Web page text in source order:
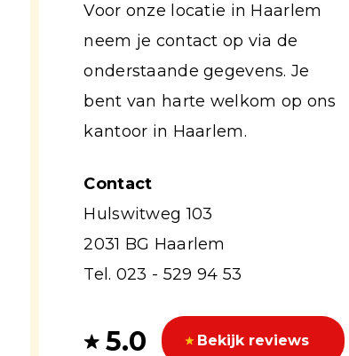
Voor onze locatie in Haarlem
neem je contact op via de
onderstaande gegevens. Je
bent van harte welkom op ons
kantoor in Haarlem.
Contact
Hulswitweg 103
2031 BG Haarlem
Tel. 023 - 529 94 53
5.0 Bekijk reviews